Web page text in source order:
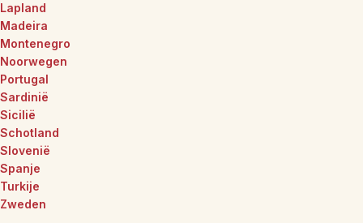
Lapland
Madeira
Montenegro
Noorwegen
Portugal
Sardinië
Sicilië
Schotland
Slovenië
Spanje
Turkije
Zweden